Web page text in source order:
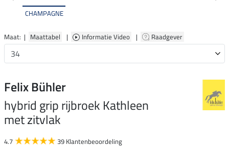
CHAMPAGNE
Maat: | Maattabel | Informatie Video | Raadgever
Felix Bühler
hybrid grip rijbroek Kathleen
met zitvlak
4.7 39 Klantenbeoordeling